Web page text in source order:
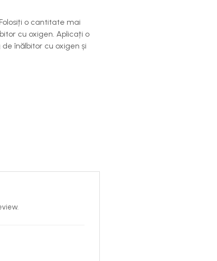
o cantitate mai
cu oxigen. Aplicați o
înălbitor cu oxigen și